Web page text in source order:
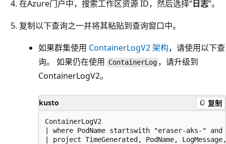
在Azure门户中，搜索工作区资源 ID，然后选择“日志”。
复制以下查询之一并将其粘贴到查询窗口中。
如果群集使用 ContainerLogV2 架构，请使用以下查
询。 如果仍在使用 ContainerLog ，请升级到
ContainerLogV2。
kusto 复制
ContainerLogV2
| where PodName startswith "eraser-aks-" and